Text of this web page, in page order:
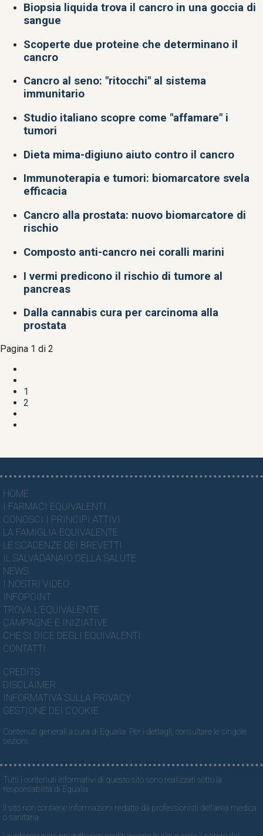
Biopsia liquida trova il cancro in una goccia di
sangue
Scoperte due proteine che determinano il
cancro
Cancro al seno: "ritocchi" al sistema
immunitario
Studio italiano scopre come "affamare" i
tumori
Dieta mima-digiuno aiuto contro il cancro
Immunoterapia e tumori: biomarcatore svela
efficacia
Cancro alla prostata: nuovo biomarcatore di
rischio
Composto anti-cancro nei coralli marini
I vermi predicono il rischio di tumore al
pancreas
Dalla cannabis cura per carcinoma alla
prostata
Pagina 1 di 2
1
2
HOME
I FARMACI EQUIVALENTI
CONOSCI I PRINCIPI ATTIVI
LA FAMIGLIA EQUIVALENTE
LE SCADENZE DEI BREVETTI
IL SALVADANAIO DELLA SALUTE
NEWS
I NOSTRI VIDEO
INFOPOINT
TROVA L'EQUIVALENTE
CAMPAGNE E INIZIATIVE
CHE SI DICE DEGLI EQUIVALENTI
CONTATTI
CREDITS
DISCLAIMER
INFORMATIVA SULLA PRIVACY
GESTIONE DEI COOKIE
Contenuti generali a cura di Egualia. Per i dettagli, consultare le singole
sezioni.
Tutti i contenuti informativi di questo sito sono realizzati sotto la
responsabilità di Egualia.
Il sito non contiene informazioni redatte da professionisti dell’area medica
o sanitaria.